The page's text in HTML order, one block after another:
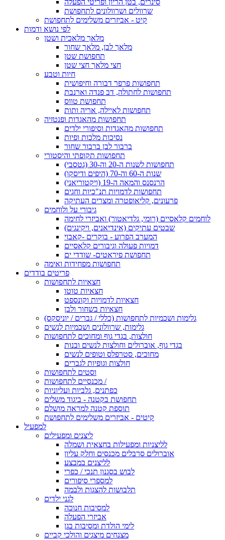
סינרים, בטן הריון ופריטי הפעלה
שרוולים ושרוולונים לתחפושת
קיט - אביזרים משלימים לתחפושת
לפי נושא ודמות
מלאך מלאכית ושטן
מלאך לבן, מלאך שחור
תחפושת שטן
חצי מלאך חצי שטן
חיות וטבע
תחפושות פרפר דבורה וחיפושית
תחפושות לחתולה, דב פנדה וארנבת
תחפושת טווס
תחפושות לאיילה, אריה ותות
תחפושות מהאגדות ופנטזיה
תחפושות מהאגדות וסיפורי ילדים
נסיכות מלכות ופיות
ברבור לבן ברבור שחור
תחפושות תקופתי והיסטורי
תחפושות לשנות ה-20 וה-30 (גטסבי)
שנות ה-60 וה-70 (היפים ודיסקו)
הרנסנס והמאה ה-19 (ויקטוריאני)
תחפושות לדמויות תנ"כיות וחגים
פרעונים, קליאופטרה ומצרים העתיקה
גיבורי על ולוחמים
לוחמים קלאסיים (רומי, גלדיאטור) ואביזרי לחימה
שבטים עתיקים (אינדיאנים, ויקינגים)
המערב הפרוע - בוקרים -קאבוי
דמויות פעולה וגיבורים קלאסיים
תחפושת פיראטים- שודדי ים
תחפושות מפחידות ואימה
פריטים בודדים
חצאיות לתחפושות
חצאיות טוטו
חצאיות לדמויות וקונספט
חצאיות בשחור ולבן
גלימות ושכמיות לתחפושות (כללי / גברים / יוניסקס)
גלימות, שרוולונים ושכמיות לנשים
חולצות, בגדי גוף ומחוכים לתחפושות
בגדי גוף, אוברולים וחולצות לנשים ובנות
מחוכים, סטרפלס וטופים לנשים
חולצות וגופיות לגברים
וסטים לתחפושות
מכנסיים לתחפושות /
כפתנים, גלביות ועליוניות
תחפושת בקטנה - ביגוד משלים
תוספת קטנה למראה מושלם
קיטים - אביזרים משלימים לתחפושת
למפעיל
ליצנים ומפעילים
לליצניות ומפעילות בחצאית ושמלה
אוברולים סרבלים מכנסים וחלק עליון
לליצנים במבצע
לבוש בסגנון תנכי / כפרי
למספרי סיפורים
תלבושות להצגות ולבמה
לגני ילדים
למסיבות חנוכה
אביזרי הפעלה
לימי הולדת ומסיבות בגן
מצנחים מיצגים והולכי קביים